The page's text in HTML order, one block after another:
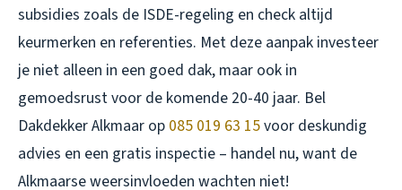
subsidies zoals de ISDE-regeling en check altijd
keurmerken en referenties. Met deze aanpak investeer
je niet alleen in een goed dak, maar ook in
gemoedsrust voor de komende 20-40 jaar. Bel
Dakdekker Alkmaar op 085 019 63 15voor deskundig
advies en een gratis inspectie – handel nu, want de
Alkmaarse weersinvloeden wachten niet!